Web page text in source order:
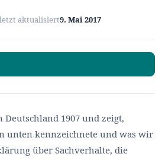
aktualisiert9. Mai 2017
1907 und zeigt,
unten kennzeichnete und was wir
über Sachverhalte, die